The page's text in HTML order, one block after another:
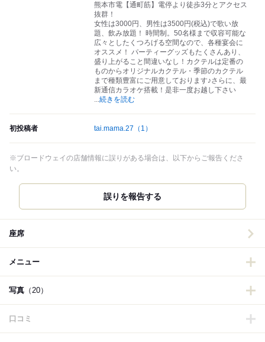
熊本市電【通町筋】電停より徒歩3分とアクセス
抜群！
女性は3000円、男性は3500円(税込)で歌い放
題、飲み放題！ 時間制。50名様まで収容可能な
広々としたくつろげる空間なので、各種宴会に
オススメ！ パーティーグッズもたくさんあり、
盛り上がること間違いなし！カクテルは定番の
ものからオリジナルカクテル・季節のカクテル
まで種類豊富にご用意しております♪さらに、最
新通信カラオケ搭載！是非一度お越し下さい
...続きを読む
初投稿者 tai.mama.27 （1）
※ブロードウェイの店舗情報に誤りがある場合は、以下からご報告くださ
い。
誤りを報告する
座席
メニュー
写真 （20）
口コミ